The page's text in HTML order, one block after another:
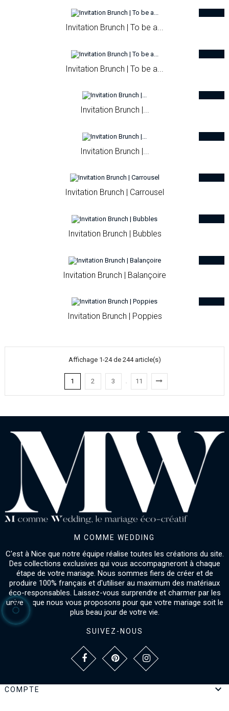
Invitation Brunch | To be a...
Invitation Brunch | To be a...
Invitation Brunch |...
Invitation Brunch |...
Invitation Brunch | Carrousel
Invitation Brunch | Bubbles
Invitation Brunch | Balançoire
Invitation Brunch | Poppies
Affichage 1-24 de 244 article(s)
1 2 3 11
M COMME WEDDING
C'est à Nice que notre équipe réalise toutes les créations du site.
Des collections exclusives qui vous accompagneront à chaque
étape de votre mariage. Nous sommes fiers de créer et de
produire 100% français et d'utiliser au maximum des matériaux
éco-responsables. Laissez-vous surprendre et charmer par les
univers que nous vous proposons pour que votre mariage soit le
plus beau jour de votre vie.
SUIVEZ-NOUS
COMPTE 